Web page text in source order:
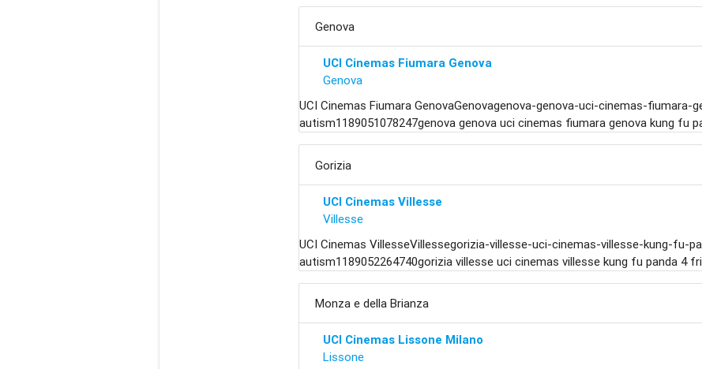
Genova
UCI Cinemas Fiumara Genova
Genova
UCI Cinemas Fiumara GenovaGenovagenova-genova-uci-cinemas-
autism1189051078247genova genova uci cinemas fiumara genova kung fu
Gorizia
UCI Cinemas Villesse
Villesse
UCI Cinemas VillesseVillessegorizia-villesse-uci-cinemas-villesse-kung-fu-
autism1189052264740gorizia villesse uci cinemas villesse kung fu panda 4
Monza e della Brianza
UCI Cinemas Lissone Milano
Lissone